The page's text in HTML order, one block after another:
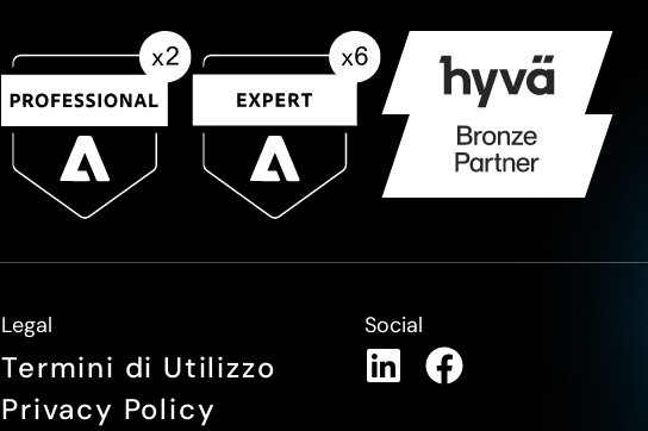
Legal
Termini di Utilizzo
Privacy Policy
Social